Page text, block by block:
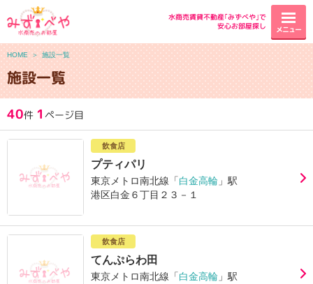
水商売賃貸不動産｢みずべや｣で
安心お部屋探し
メニュー
HOME ＞ 施設一覧
施設一覧
40件 1 ページ目
飲食店
プティパリ
東京メトロ南北線「白金高輪 」駅
港区白金６丁目２３－１
飲食店
てんぷらわ田
東京メトロ南北線「白金高輪 」駅